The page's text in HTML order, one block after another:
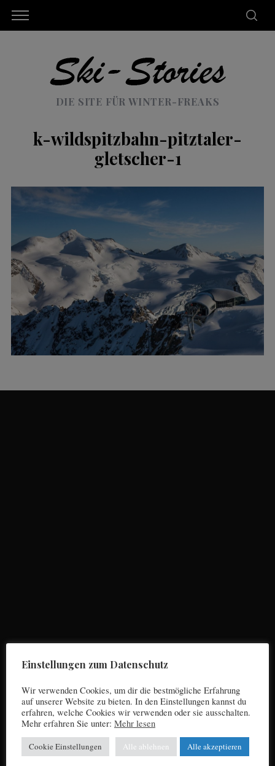
DIE SITE FÜR WINTER-FREAKS
k-wildspitzbahn-pitztaler-
gletscher-1
Impressum
a
c
f
o
r
:
Einstellungen zum Datenschutz
Wir verwenden Cookies, um dir die bestmögliche Erfahrung
auf unserer Website zu bieten. In den Einstellungen kannst du
erfahren, welche Cookies wir verwenden oder sie ausschalten.
Mehr erfahren Sie unter: Mehr lesen
Cookie Einstellungen Alle ablehnen Alle akzeptieren